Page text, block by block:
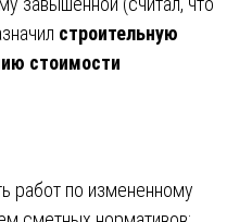
строительную
стоимости
работ по измененному